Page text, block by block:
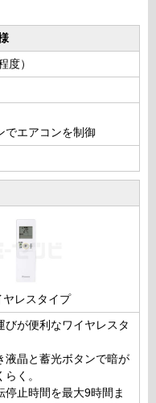
度）
エアコンを制御
ヤレスタイプ
びが便利なワイヤレスタ
液晶と蓄光ボタンで暗が
く。
停止時間を最大9時間ま